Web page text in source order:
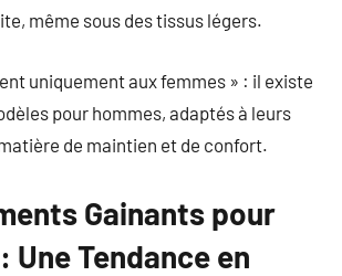
même sous des tissus légers.
uniquement aux femmes » : il existe
pour hommes, adaptés à leurs
de maintien et de confort.
Gainants pour
Une Tendance en